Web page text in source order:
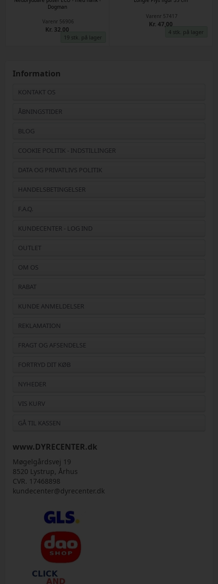
19 stk. på lager
Dogman
Varenr 56906
Kr. 32,00 4 stk. på lager
Varenr 57417
Kr. 47,00
Information
KONTAKT OS
ÅBNINGSTIDER
BLOG
COOKIE POLITIK - INDSTILLINGER
DATA OG PRIVATLIVS POLITIK
HANDELSBETINGELSER
F.A.Q.
KUNDECENTER - LOG IND
OUTLET
OM OS
RABAT
KUNDE ANMELDELSER
REKLAMATION
FRAGT OG AFSENDELSE
FORTRYD DIT KØB
NYHEDER
VIS KURV
GÅ TIL KASSEN
www.DYRECENTER.dk
Møgelgårdsvej 19
8520 Lystrup, Århus
CVR. 17468898
kundecenter@dyrecenter.dk